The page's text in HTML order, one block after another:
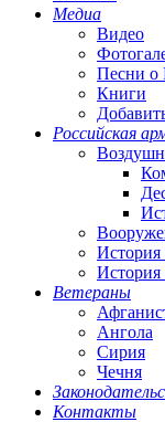
Медиа
Видео
Песни
Книги
Российская
История
Ветераны
Ангола
Сирия
Чечня
Контакты